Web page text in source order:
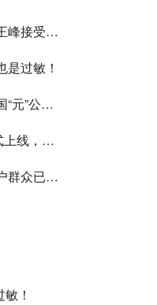
峰接受纪
过敏！
元”公司
上线，山
群众已紧
！